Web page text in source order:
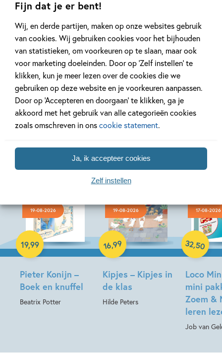
Fijn dat je er bent!
Wij, en derde partijen, maken op onze websites gebruik
van cookies. Wij gebruiken cookies voor het bijhouden
van statistieken, om voorkeuren op te slaan, maar ook
voor marketing doeleinden. Door op ‘Zelf instellen’ te
klikken, kun je meer lezen over de cookies die we
gebruiken op deze website en je voorkeuren aanpassen.
Door op ‘Accepteren en doorgaan’ te klikken, ga je
akkoord met het gebruik van alle categorieën cookies
zoals omschreven in onscookie statement.
Ja, ik accepteer cookies
Zelf instellen
Bekijk alle artikelen
Bekijk ook eens
19-08-2026
Pieter Konijn –
Boek en knuffel
Beatrix Potter
19,99
Hardcover
19-08-2026
Kipjes – Kipjes in
de klas
Hilde Peters
16,99
Hardcover
17-08-2026
Loco
mini
Zoem &
leren
Job van
32,50
Paperback